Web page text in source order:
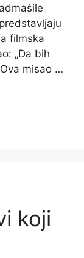
filmska
„Da bih
misao …
koji